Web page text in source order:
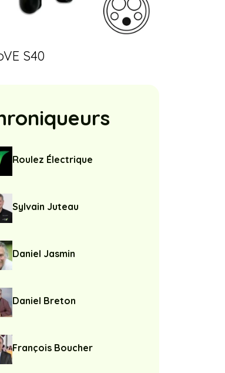
S40
Roulez Électrique
Sylvain Juteau
Daniel Jasmin
Daniel Breton
François Boucher